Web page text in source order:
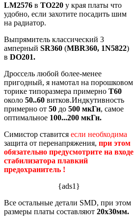
LM2576 в ТО220 у края платы что
удобно, если захотите посадить шим
на радиатор.
Выпрямитель классический 3
амперный SR360 (MBR360, 1N5822)
в DO201.
Дроссель любой более-менее
пригодный, я намотал на порошковом
торике типоразмера примерно Т60
около 50..60 витков.Индкутивность
примерно от 50 до 500 мкГн, самое
оптимальное 100...200 мкГн.
Симистор ставится если необходима
защита от перенапряжения, при этом
обязательно предусмотрите на входе
стабилизатора плавкий
предохранитель !
{ads1}
Все остальные детали SMD, при этом
размеры платы составляют 20х30мм.